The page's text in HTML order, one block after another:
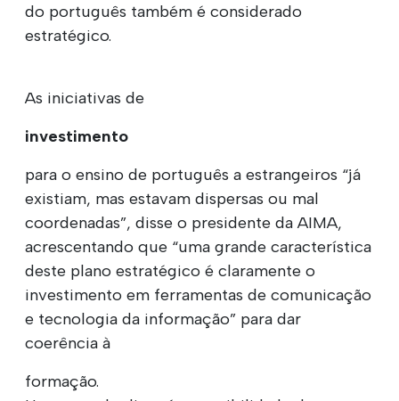
do português também é considerado
estratégico.
As iniciativas de
investimento
para o ensino de português a estrangeiros “já
existiam, mas estavam dispersas ou mal
coordenadas”, disse o presidente da AIMA,
acrescentando que “uma grande característica
deste plano estratégico é claramente o
investimento em ferramentas de comunicação
e tecnologia da informação” para dar
coerência à
formação.